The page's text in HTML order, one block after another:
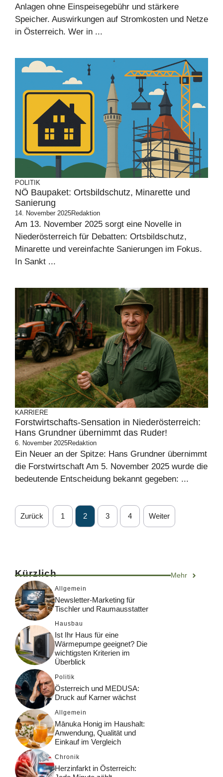
Anlagen ohne Einspeisegebühr und stärkere
Speicher. Auswirkungen auf Stromkosten und Netze
in Österreich. Wer in ...
POLITIK
NÖ Baupaket: Ortsbildschutz, Minarette und
Sanierung
14. November 2025Redaktion
Am 13. November 2025 sorgt eine Novelle in
Niederösterreich für Debatten: Ortsbildschutz,
Minarette und vereinfachte Sanierungen im Fokus.
In Sankt ...
KARRIERE
Forstwirtschafts-Sensation in Niederösterreich:
Hans Grundner übernimmt das Ruder!
6. November 2025Redaktion
Ein Neuer an der Spitze: Hans Grundner übernimmt
die Forstwirtschaft Am 5. November 2025 wurde die
bedeutende Entscheidung bekannt gegeben: ...
Zurück 1 2 3 4 Weiter
Kürzlich Mehr
Allgemein
Newsletter-Marketing für
Tischler und Raumausstatter
Hausbau
Ist Ihr Haus für eine
Wärmepumpe geeignet? Die
wichtigsten Kriterien im
Überblick
Politik
Österreich und MEDUSA:
Druck auf Karner wächst
Allgemein
Mānuka Honig im Haushalt:
Anwendung, Qualität und
Einkauf im Vergleich
Chronik
Herzinfarkt in Österreich: